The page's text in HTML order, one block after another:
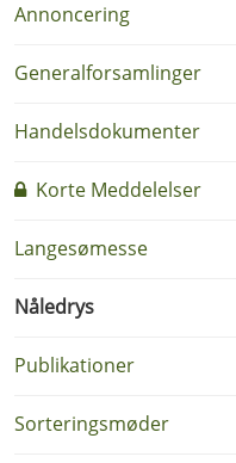
Annoncering
Generalforsamlinger
Handelsdokumenter
Korte Meddelelser
Langesømesse
Nåledrys
Publikationer
Sorteringsmøder